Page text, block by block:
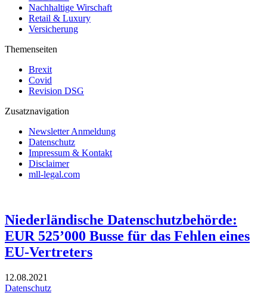
Nachhaltige Wirschaft
Retail & Luxury
Versicherung
Themenseiten
Brexit
Covid
Revision DSG
Zusatznavigation
Newsletter Anmeldung
Datenschutz
Impressum & Kontakt
Disclaimer
mll-legal.com
Niederländische Datenschutzbehörde:
EUR 525’000 Busse für das Fehlen eines
EU-Vertreters
12.08.2021
Datenschutz